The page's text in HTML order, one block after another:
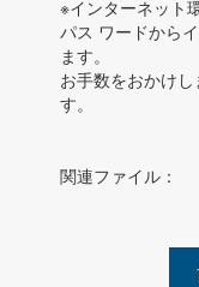
※インターネット
パス ワードから
ます。
お手数をおかけ
す。
関連ファイル：